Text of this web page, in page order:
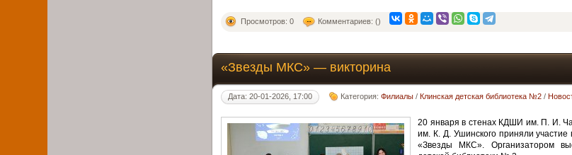
Просмотров: 0 Комментариев: ()
«Звезды МКС» — викторина
Дата: 20-01-2026, 17:00 Категория:Филиалы /Клинская детская библиотека №2 /
20 января в стенах КДШИ им. П. И.
им. К. Д. Ушинского приняли участие
«Звезды МКС». Организатором